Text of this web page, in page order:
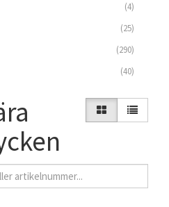
(4)
(25)
(290)
(40)